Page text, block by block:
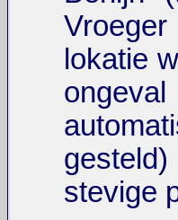
lokatie
stevige